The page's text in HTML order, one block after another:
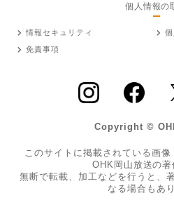
個人情報の
情報セキュリティ
免責事項
Copyright ©
このサイトに掲載されている画
OHK岡山放送の著
無断で転載、加工などを行うと、
なる場合もあ